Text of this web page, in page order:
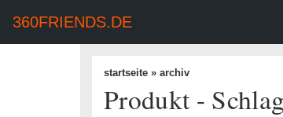
360FRIENDS.DE
startseite » archiv
Produkt -